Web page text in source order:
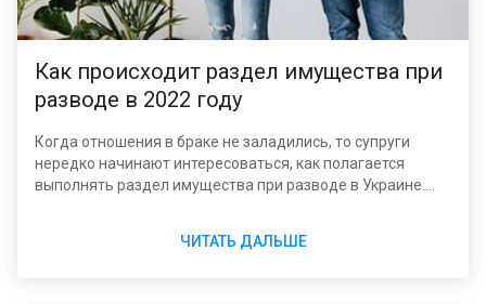
Как происходит раздел имущества при
разводе в 2022 году
Когда отношения в браке не заладились, то супруги
нередко начинают интересоваться, как полагается
выполнять раздел имущества при разводе в Украине.
когда действительно есть, что делить. И непросто без
ЧИТАТЬ ДАЛЬШЕ